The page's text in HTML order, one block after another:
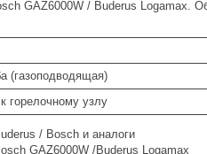
GAZ6000W / Buderus Logamax.
(газоподводящая)
горелочному узлу
/ Bosch и аналоги
GAZ6000W /Buderus Logamax